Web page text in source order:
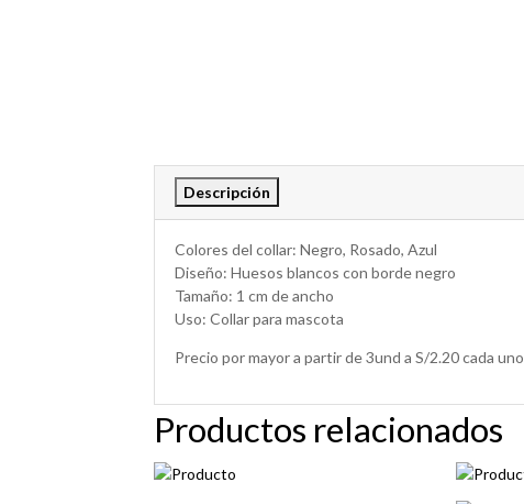
Descripción
Colores del collar: Negro, Rosado, Azul
Diseño: Huesos blancos con borde negro
Tamaño: 1 cm de ancho
Uso: Collar para mascota
Precio por mayor a partir de 3und a S/2.20 cada uno
Productos relacionados